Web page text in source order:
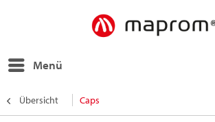
Menü
Übersicht Caps